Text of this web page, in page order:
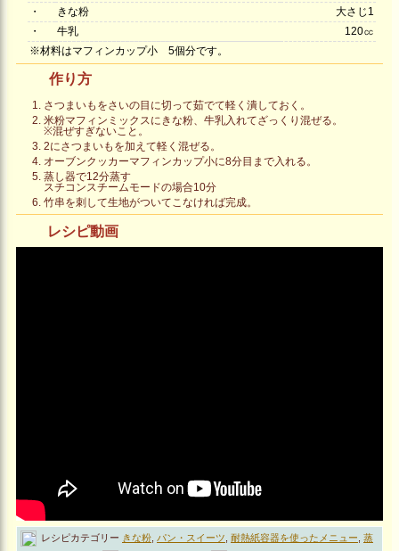
・
きな粉
大さじ1
・
牛乳
120㏄
※材料はマフィンカップ小 5個分です。
作り方
さつまいもをさいの目に切って茹でて軽く潰しておく。
米粉マフィンミックスにきな粉、牛乳入れてざっくり混ぜる。
※混ぜすぎないこと。
2にさつまいもを加えて軽く混ぜる。
オーブンクッカーマフィンカップ小に8分目まで入れる。
蒸し器で12分蒸す
スチコンスチームモードの場合10分
竹串を刺して生地がついてこなければ完成。
レシピ動画
レシピカテゴリー きな粉 パン・スイーツ 耐熱紙容器を使ったメニュー 蒸